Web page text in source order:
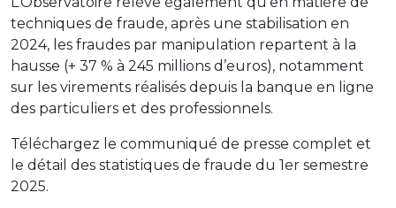
techniques de fraude, après une stabilisation en
2024, les fraudes par manipulation repartent à la
hausse (+ 37 % à 245 millions d’euros), notamment
sur les virements réalisés depuis la banque en ligne
des particuliers et des professionnels.
Téléchargez le communiqué de presse complet et
le détail des statistiques de fraude du 1er semestre
2025.